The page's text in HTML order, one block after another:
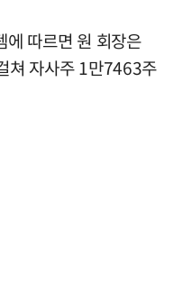
따르면 원 회장은
쳐 자사주 1만7463주